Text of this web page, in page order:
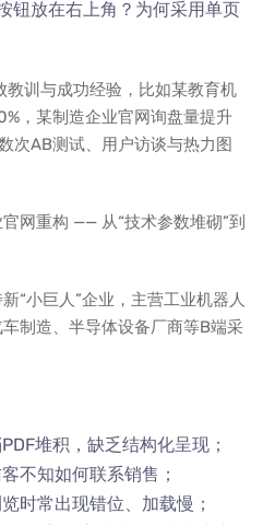
钮放在右上角？为何采用单页
教训与成功经验，比如某教育机
，某制造企业官网询盘量提升
次AB测试、用户访谈与热力图
网重构 —— 从“技术参数堆砌”到
“小巨人”企业，主营工业机器人
制造、半导体设备厂商等B端采
堆积，缺乏结构化呈现；
不知如何联系销售；
时常出现错位、加载慢；